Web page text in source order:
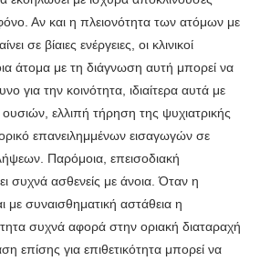
Αν και η πλειονότητα των ατόμων με
σε βίαιες ενέργειες, οι κλινικοί
άτομα με τη διάγνωση αυτή μπορεί να
για την κοινότητα, ιδιαίτερα αυτά με
ελλιπή τήρηση της ψυχιατρικής
επανειλημμένων εισαγωγών σε
Παρόμοια, επεισοδιακή
συχνά ασθενείς με άνοια. Όταν η
με συναισθηματική αστάθεια η
συχνά αφορά στην οριακή διαταραχή
επίσης για επιθετικότητα μπορεί να